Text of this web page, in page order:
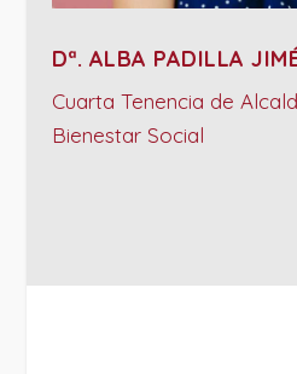
Dª. ALBA PADILLA
Cuarta Tenencia de
Bienestar Social